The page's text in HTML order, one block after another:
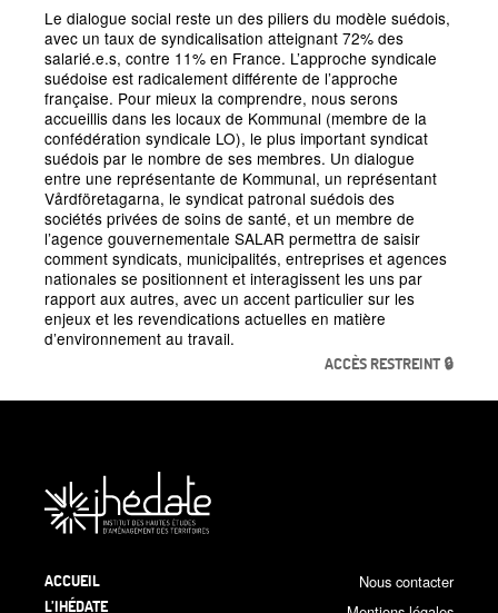
Le dialogue social reste un des piliers du modèle suédois,
avec un taux de syndicalisation atteignant 72% des
salarié.e.s, contre 11% en France. L’approche syndicale
suédoise est radicalement différente de l’approche
française. Pour mieux la comprendre, nous serons
accueillis dans les locaux de Kommunal (membre de la
confédération syndicale LO), le plus important syndicat
suédois par le nombre de ses membres. Un dialogue
entre une représentante de Kommunal, un représentant
Vårdföretagarna, le syndicat patronal suédois des
sociétés privées de soins de santé, et un membre de
l’agence gouvernementale SALAR permettra de saisir
comment syndicats, municipalités, entreprises et agences
nationales se positionnent et interagissent les uns par
rapport aux autres, avec un accent particulier sur les
enjeux et les revendications actuelles en matière
d’environnement au travail.
ACCÈS RESTREINT 🔒
ACCUEIL
L’IHÉDATE
Nous contacter